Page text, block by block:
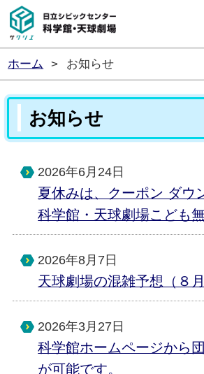
日立シビッ
ホーム > お知らせ
お知らせ
2026年6月24日
夏休みは、クーポン ダウ
科学館・天球劇場こども
2026年8月7日
天球劇場の混雑予想（８
2026年3月27日
科学館ホームページから
が可能です。